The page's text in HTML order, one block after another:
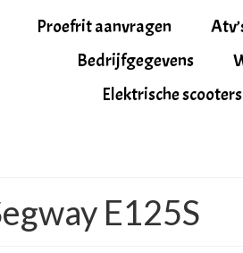
Proefrit aanvragen
Bedrijfgegevens
Elektrische
E125S